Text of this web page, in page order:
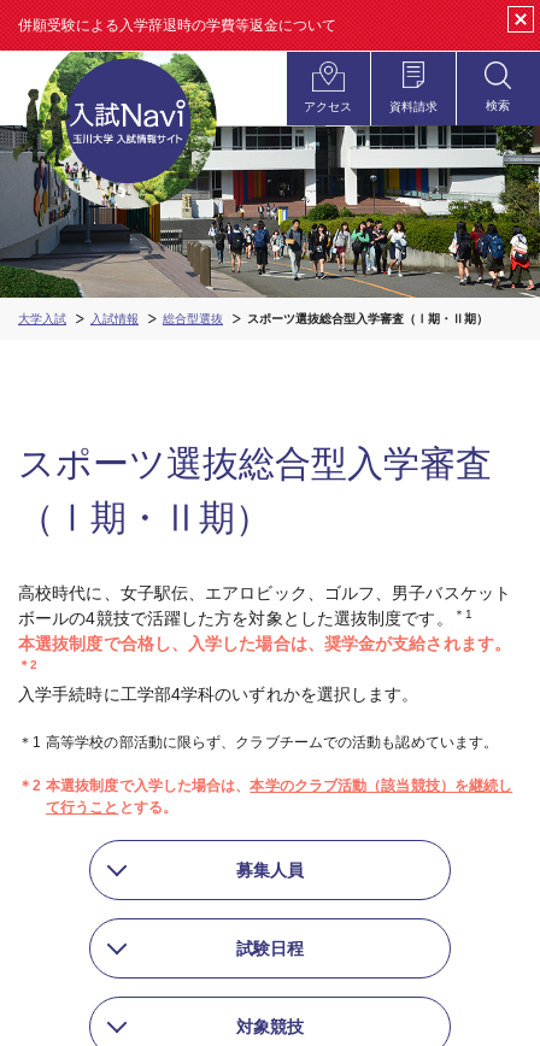
アクセス 資料請求
検索
併願受験による入学辞退時の学費等返金について
大学入試 入試情報 総合型選抜 スポーツ選抜総合型入学審査（Ⅰ期・Ⅱ期）
スポーツ選抜総合型入学審査
（Ⅰ期・Ⅱ期）
高校時代に、女子駅伝、エアロビック、ゴルフ、男子バスケット
ボールの4競技で活躍した方を対象とした選抜制度です。
＊1
本選抜制度で合格し、入学した場合は、奨学金が支給されます。
＊2
入学手続時に工学部4学科のいずれかを選択します。
＊1 高等学校の部活動に限らず、クラブチームでの活動も認めています。
＊2 本選抜制度で入学した場合は、本学のクラブ活動（該当競技）を継続し
て行うこと とする。
募集人員
試験日程
対象競技